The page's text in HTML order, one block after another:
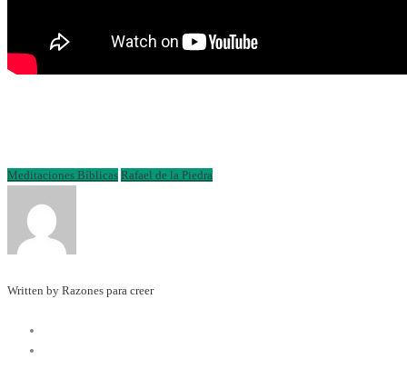
Meditaciones Bíblicas Rafael de la Piedra
Written by Razones para creer